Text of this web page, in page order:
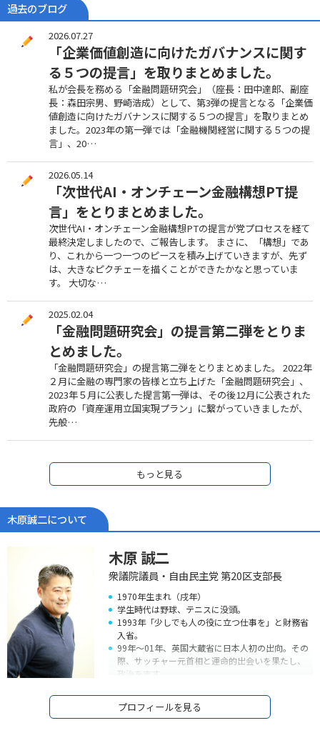
過去のブログ
2026.07.27
「企業価値創造に向けたガバナンスに関す
る５つの提言」を取りまとめました。
私が会長を務める「金融問題研究会」（座長：田中達郎、副座
長：森田宗男、野崎浩成）として、第3弾の提言となる「企業価
値創造に向けたガバナンスに関する５つの提言」を取りまとめ
ました。2023年の第一弾では「金融機関経営に関する５つの提
言」、20…
2026.05.14
「次世代AI・オンチェーン金融構想PT提
言」をとりまとめました。
次世代AI・オンチェーン金融構想PTの提言が党プロセスを経て
最終決定しましたので、ご報告します。 まさに、「構想」であ
り、これから一つ一つのピースを積み上げていきますが、先ず
は、大きなピクチェーを描くことができたかなと思っていま
す。 大切な…
2025.02.04
「金融問題研究会」の提言第二弾をとりま
とめました。
「金融問題研究会」の提言第二弾をとりまとめました。 2022年
２月に金融の専門家の皆様と立ち上げた「金融問題研究会」、
2023年５月に公表した提言第一弾は、その後12月に公表された
政府の「資産運用立国実現プラン」に繋がっていきましたが、
先般…
もっと見る
木原誠二について
木原 誠二
衆議院議員・自由民主党 第20区支部長
1970年生まれ（戌年）
学生時代は野球、テニスに没頭。
1993年「少しでも人の役に立つ仕事を」と財務省
入省。
99年～01年、英国大蔵省に日本人初の出向。その
際、サッチャー元首相と運命的出会いを果たし、
政治を志す。
09年～12年、落選中の3年間、民間企業で営業マ
ンとして経済の現場で働きながら、地元政治活動
プロフィールを見る